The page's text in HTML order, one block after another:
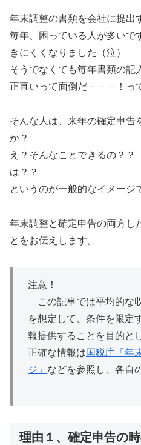
年末調整の書類を会社に提出
毎年、困っている人が多いで
きにくくなりました（泣）
そうでなくても毎年書類の記
正直いって面倒だ－－－！っ
そんな人は、来年の確定申告
か？
え？そんなことできるの？
は？？
というのが一般的なイメージ
年末調整と確定申告の両方し
とをお伝えします。
注意！
この記事では平均的な
を想定して、条件を限定
報提供することを目的と
正確な情報は国税庁「年
ジ」 などを参照し、各自
理由１、確定申告の